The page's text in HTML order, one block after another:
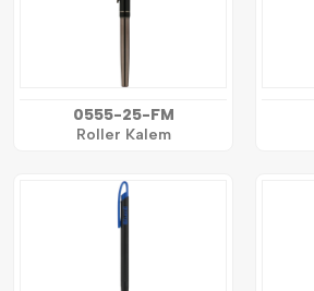
0555-25-FM
Roller Kalem